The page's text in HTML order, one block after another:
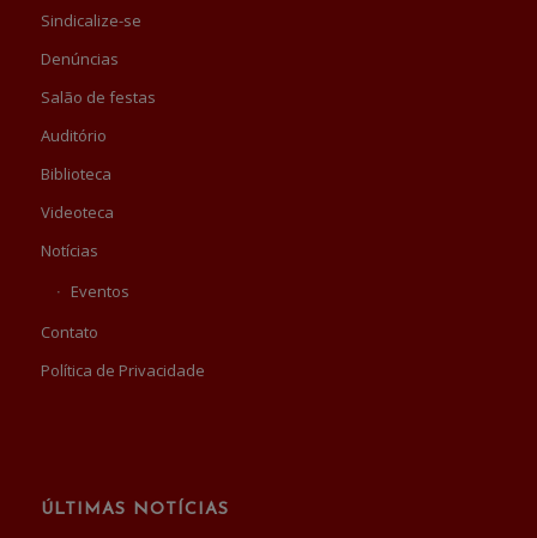
Sindicalize-se
Denúncias
Salão de festas
Auditório
Biblioteca
Videoteca
Notícias
Eventos
Contato
Política de Privacidade
ÚLTIMAS NOTÍCIAS